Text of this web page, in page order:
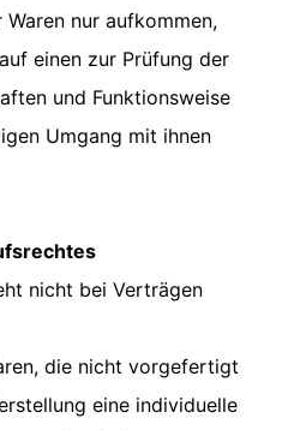
nur aufkommen,
einen zur Prüfung der
und Funktionsweise
Umgang mit ihnen
nicht bei Verträgen
die nicht vorgefertigt
eine individuelle